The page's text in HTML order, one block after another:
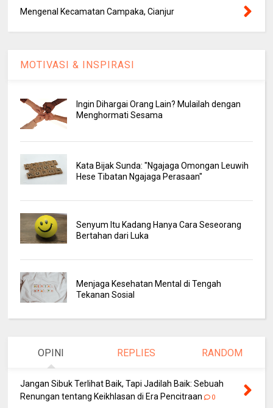
Mengenal Kecamatan Campaka, Cianjur
MOTIVASI & INSPIRASI
Ingin Dihargai Orang Lain? Mulailah dengan
Menghormati Sesama
Kata Bijak Sunda: "Ngajaga Omongan Leuwih
Hese Tibatan Ngajaga Perasaan"
Senyum Itu Kadang Hanya Cara Seseorang
Bertahan dari Luka
Menjaga Kesehatan Mental di Tengah
Tekanan Sosial
OPINI REPLIES RANDOM
Jangan Sibuk Terlihat Baik, Tapi Jadilah Baik: Sebuah
Renungan tentang Keikhlasan di Era Pencitraan
0